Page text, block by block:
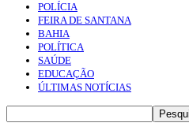
POLÍCIA
FEIRA DE SANTANA
BAHIA
POLÍTICA
SAÚDE
EDUCAÇÃO
ÚLTIMAS NOTÍCIAS